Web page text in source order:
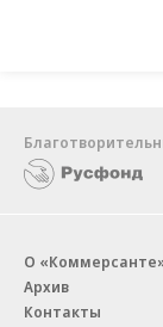
О
Архив
Контакты